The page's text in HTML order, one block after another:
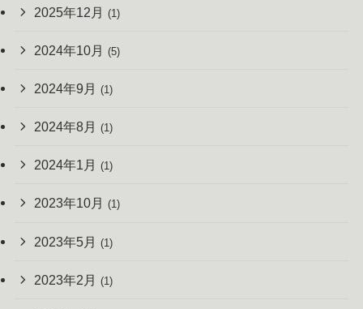
2025年12月 (1)
2024年10月 (5)
2024年9月 (1)
2024年8月 (1)
2024年1月 (1)
2023年10月 (1)
2023年5月 (1)
2023年2月 (1)